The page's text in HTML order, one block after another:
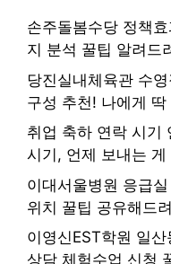
손주돌봄수당 정책
지 분석 꿀팁 알려드
당진실내체육관 수
구성 추천! 나에게
취업 축하 연락 시기
시기, 언제 보내는
이대서울병원 응급
위치 꿀팁 공유해드
이영신EST학원 일
상담 체험수업 신청